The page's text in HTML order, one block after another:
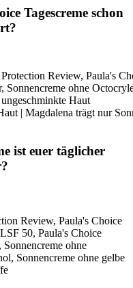
Tagescreme schon
| Magdalena trägt nur
ist euer täglicher